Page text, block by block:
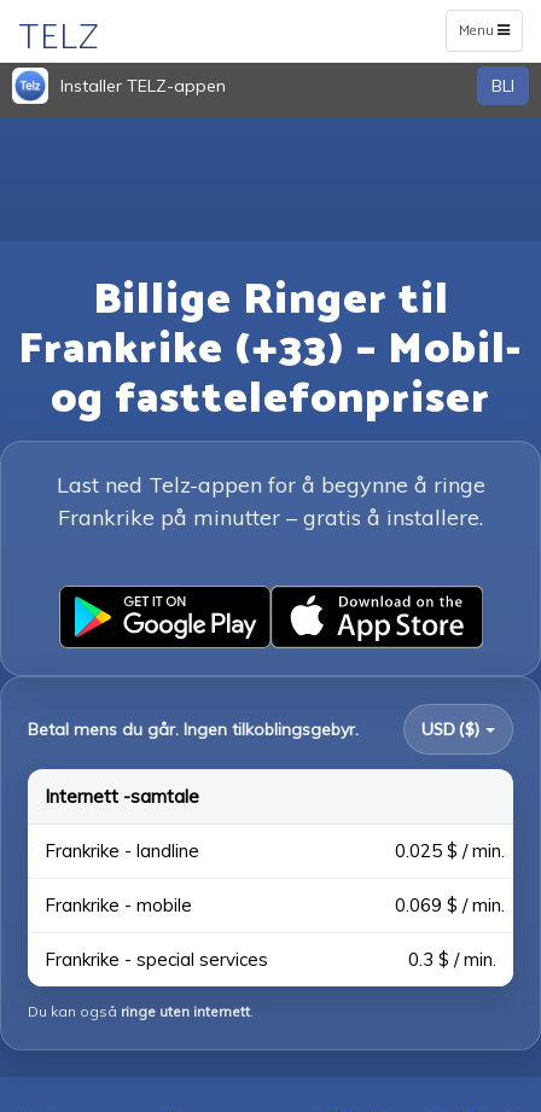
Toggle
navigation
Menu
TELZ
Installer TELZ-appen BLI
Billige Ringer til
Frankrike (+33) – Mobil-
og fasttelefonpriser
Last ned Telz-appen for å begynne å ringe
Frankrike på minutter – gratis å installere.
Betal mens du går. Ingen tilkoblingsgebyr. USD ($)
Internett -samtale
Frankrike - landline 0.025 $ / min.
Frankrike - mobile 0.069 $ / min.
Frankrike - special services 0.3 $ / min.
Du kan også ringe uten internett.